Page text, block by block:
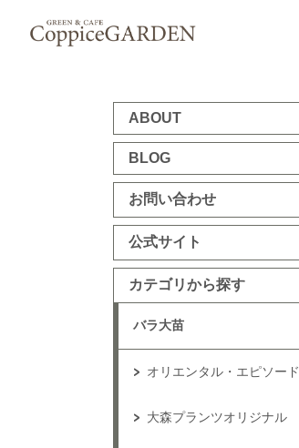
ABOUT
BLOG
お問い合わせ
公式サイト
カテゴリから探す
バラ大苗
オリエンタル・エピソード
大森プランツオリジナル